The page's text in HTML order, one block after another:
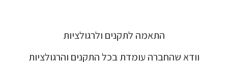
התאמה לתקנים ולרגולציות
וודא שהחברה עומדת בכל התקנים והרגולציות